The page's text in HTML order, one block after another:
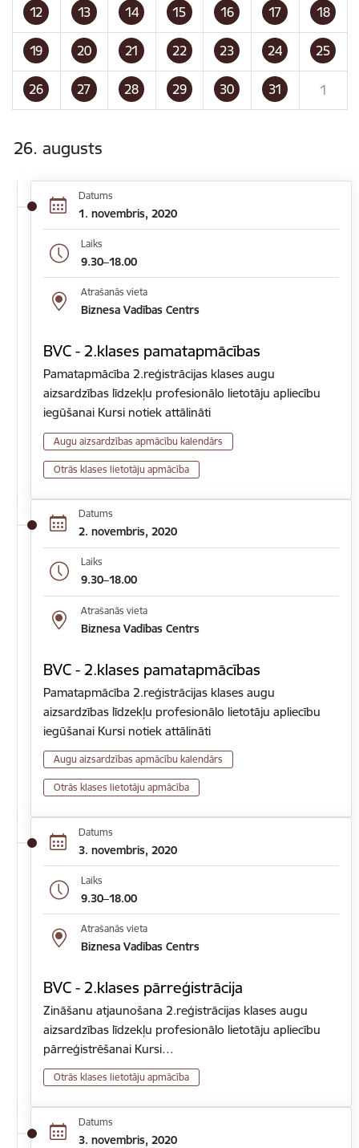
12 13 14 15 16 17 18
19 20 21 22 23 24 25
26 27 28 29 30 31 1
26. augusts
Datums
1. novembris, 2020
Laiks
9.30–18.00
Atrašanās vieta
Biznesa Vadības Centrs
BVC - 2.klases pamatapmācības
Pamatapmācība 2.reģistrācijas klases augu
aizsardzības līdzekļu profesionālo lietotāju apliecību
iegūšanai Kursi notiek attālināti
Augu aizsardzības apmācību kalendārs
Otrās klases lietotāju apmācība
Datums
2. novembris, 2020
Laiks
9.30–18.00
Atrašanās vieta
Biznesa Vadības Centrs
BVC - 2.klases pamatapmācības
Pamatapmācība 2.reģistrācijas klases augu
aizsardzības līdzekļu profesionālo lietotāju apliecību
iegūšanai Kursi notiek attālināti
Augu aizsardzības apmācību kalendārs
Otrās klases lietotāju apmācība
Datums
3. novembris, 2020
Laiks
9.30–18.00
Atrašanās vieta
Biznesa Vadības Centrs
BVC - 2.klases pārreģistrācija
Zināšanu atjaunošana 2.reģistrācijas klases augu
aizsardzības līdzekļu profesionālo lietotāju apliecību
pārreģistrēšanai Kursi…
Otrās klases lietotāju apmācība
Datums
3. novembris, 2020